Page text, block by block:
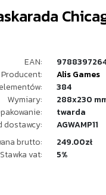
EAN:
Producent:
Alis Games
384
Wymiary:
288x230
twarda
dostawcy:
AGWAMP11
brutto:
249.00zł
Stawka vat:
5%